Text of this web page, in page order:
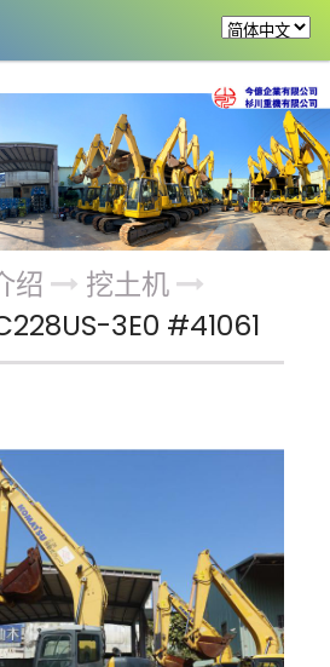
改装机具
绍
挖土机
3E0 #41061